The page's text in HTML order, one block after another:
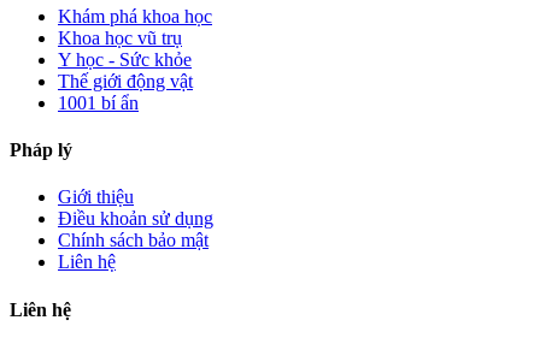
Khám phá khoa học
Khoa học vũ trụ
Y học - Sức khỏe
Thế giới động vật
1001 bí ẩn
Pháp lý
Giới thiệu
Điều khoản sử dụng
Chính sách bảo mật
Liên hệ
Liên hệ